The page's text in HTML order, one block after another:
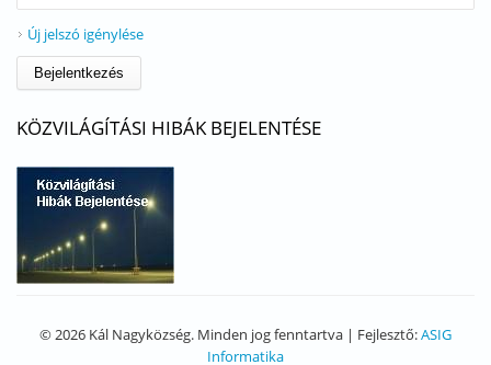
Új jelszó igénylése
KÖZVILÁGÍTÁSI HIBÁK BEJELENTÉSE
© 2026 Kál Nagyközség. Minden jog fenntartva | Fejlesztő:ASIG
Informatika